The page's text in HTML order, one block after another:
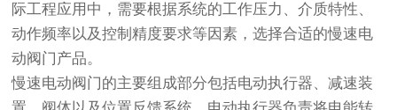
际工程应用中，需要根据系统的工作压力、介质特性、
动作频率以及控制精度要求等因素，选择合适的慢速电
动阀门产品。
慢速电动阀门的主要组成部分包括电动执行器、减速装